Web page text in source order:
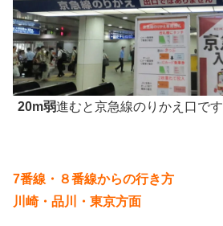
20m弱進むと京急線のりかえ口です
7番線・８番線からの行き方
川崎・品川・東京方面